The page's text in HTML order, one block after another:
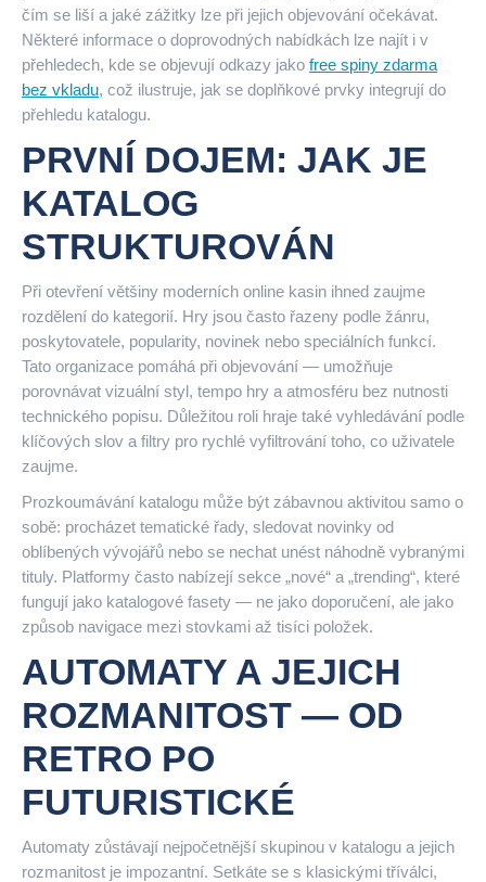
čím se liší a jaké zážitky lze při jejich objevování očekávat.
Některé informace o doprovodných nabídkách lze najít i v
přehledech, kde se objevují odkazy jako free spiny zdarma
bez vkladu, což ilustruje, jak se doplňkové prvky integrují do
přehledu katalogu.
PRVNÍ DOJEM: JAK JE
KATALOG
STRUKTUROVÁN
Při otevření většiny moderních online kasin ihned zaujme
rozdělení do kategorií. Hry jsou často řazeny podle žánru,
poskytovatele, popularity, novinek nebo speciálních funkcí.
Tato organizace pomáhá při objevování — umožňuje
porovnávat vizuální styl, tempo hry a atmosféru bez nutnosti
technického popisu. Důležitou roli hraje také vyhledávání podle
klíčových slov a filtry pro rychlé vyfiltrování toho, co uživatele
zaujme.
Prozkoumávání katalogu může být zábavnou aktivitou samo o
sobě: procházet tematické řady, sledovat novinky od
oblíbených vývojářů nebo se nechat unést náhodně vybranými
tituly. Platformy často nabízejí sekce „nové“ a „trending“, které
fungují jako katalogové fasety — ne jako doporučení, ale jako
způsob navigace mezi stovkami až tisíci položek.
AUTOMATY A JEJICH
ROZMANITOST — OD
RETRO PO
FUTURISTICKÉ
Automaty zůstávají nejpočetnější skupinou v katalogu a jejich
rozmanitost je impozantní. Setkáte se s klasickými tříválci,